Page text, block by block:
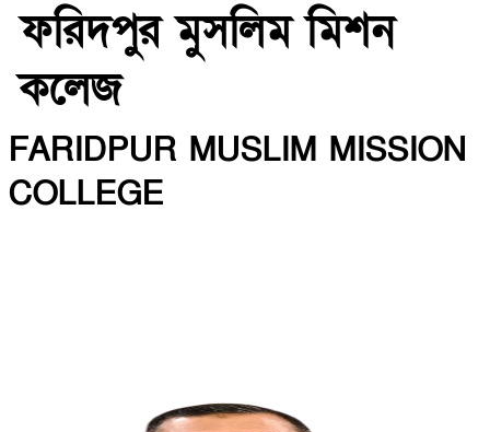
ফরিদপুর মুসলিম মিশন
কলেজ
FARIDPUR MUSLIM MISSION
COLLEGE